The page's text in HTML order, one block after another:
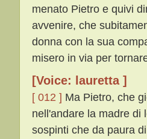
menato Pietro e quivi
avvenire, che
donna con la sua
misero in via per
[Voice: lauretta ]
[ 012 ] Ma Pietro, che
nell'andare la madre di
sospinti che da paura